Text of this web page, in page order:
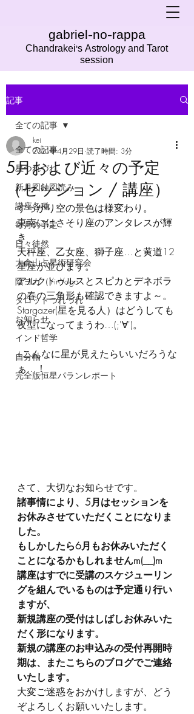
gabriel-no-rappa
Chandrakei's Astrology and Tarot
session
記事
全ての記事
星つれづれ
新月図蝕図読み
講座各種
毎月の予定
日々徒然
大倉山占星術研究会
陰ヨガ（YinYoga
タロットつれづれ
お知らせ
インド哲学
自分軸
完全版恒星パランレポート
全ての記事
5月および近々の予定
（セッション / 講座）
kei
2021年4月29日 読了時間: 3分
すっかり空の景色は様変わり。
東南にはさそり座のアンタレスが輝
き
天秤座、乙女座、獅子座…と黄道12
星座が並びます。
アルクトゥルスとスピカとデネボラ
の春の三角形も確認できますよ～。
Stargazer(星を見る人）はどうしても
夜型になってまうわ…(;'∀')。
↓こんなに星が見えたらいいだろうな
ぁ…！
さて、大切なお知らせです。
諸事情により、5月はセッションを
お休みさせていただくことになりま
した。
もしかしたら6月もお休みいただく
ことになるかもしれませんm(__)m
講座はすでに受講のスケジューリン
グを組んでいるものは予定通り行い
ますが、
新規講座の受付はしばしお休みいた
だく形になります。
新規の講座のお申込みの受付再開時
期は、またこちらのブログでご連絡
いたします。
大変ご迷惑をおかけしますが、どう
ぞよろしくお願いいたします。